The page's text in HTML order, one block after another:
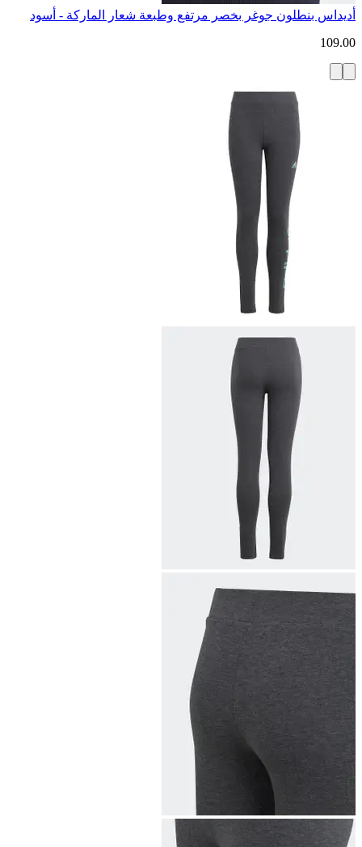
أديداس بنطلون جوغر بخصر مرتفع وطبعة شعار الماركة - أسود
109.00